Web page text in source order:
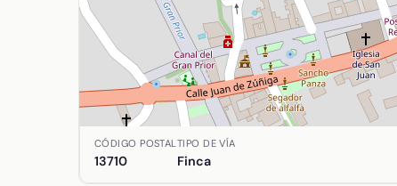
Ubicación de Hormiga (La) en Argamasilla de
CÓDIGO POSTAL
13710
TIPO DE VÍA
Finca